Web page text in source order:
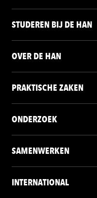
STUDEREN BIJ DE HAN
OVER DE HAN
PRAKTISCHE ZAKEN
ONDERZOEK
SAMENWERKEN
INTERNATIONAL